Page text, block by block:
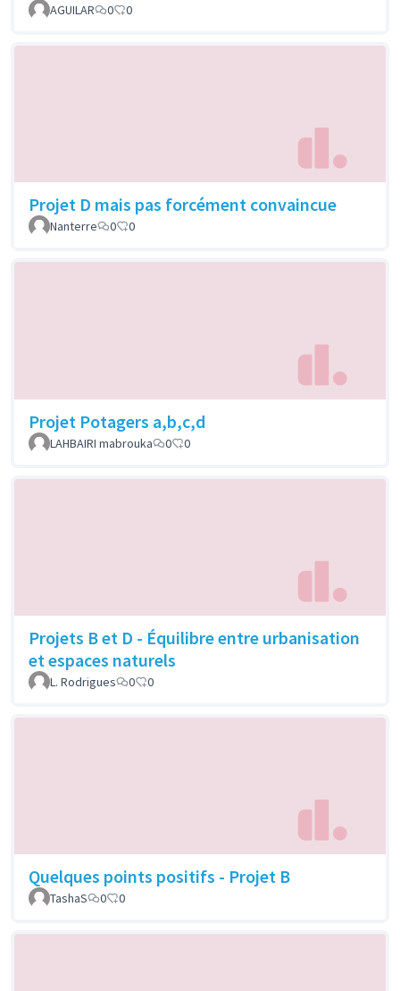
AGUILAR 0 0
Projet D mais pas forcément convaincue
Nanterre 0 0
Projet Potagers a,b,c,d
LAHBAIRI mabrouka 0 0
Projets B et D - Équilibre entre urbanisation
et espaces naturels
L. Rodrigues 0 0
Quelques points positifs - Projet B
TashaS 0 0